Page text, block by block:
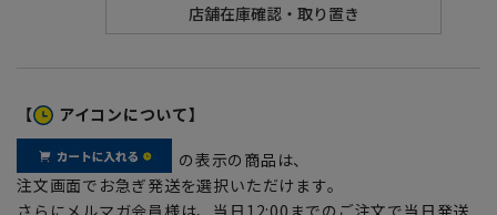
【 アイコンについて】
の表示の商品は、
注文画面でお急ぎ発送を選択いただけます。
さらにメルマガ会員様は、当日12:00までのご注文で当日発送